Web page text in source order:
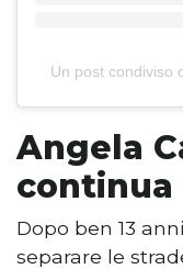
Un post condiviso
Angela
continua
Dopo ben 13
separare le